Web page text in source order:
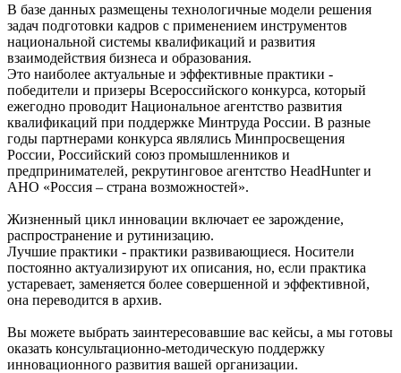
В базе данных размещены технологичные модели решения
задач подготовки кадров с применением инструментов
национальной системы квалификаций и развития
взаимодействия бизнеса и образования.
Это наиболее актуальные и эффективные практики -
победители и призеры Всероссийского конкурса, который
ежегодно проводит Национальное агентство развития
квалификаций при поддержке Минтруда России. В разные
годы партнерами конкурса являлись Минпросвещения
России, Российский союз промышленников и
предпринимателей, рекрутинговое агентство HeadHunter и
АНО «Россия – страна возможностей».
Жизненный цикл инновации включает ее зарождение,
распространение и рутинизацию.
Лучшие практики - практики развивающиеся. Носители
постоянно актуализируют их описания, но, если практика
устаревает, заменяется более совершенной и эффективной,
она переводится в архив.
Вы можете выбрать заинтересовавшие вас кейсы, а мы готовы
оказать консультационно-методическую поддержку
инновационного развития вашей организации.